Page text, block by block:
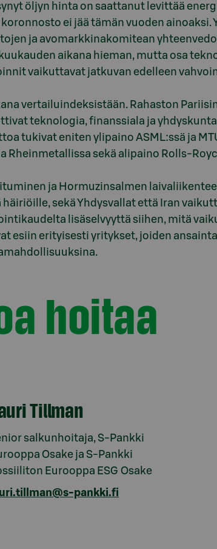
öljyn hinta on saattanut levittää
ei jää tämän vuoden
ja avomarkkinakomitean
aikana hieman, mutta osa
vaikuttavat jatkuvan edelleen
vertailuindeksistään. Rahaston
teknologia, finanssiala ja
tukivat eniten ylipaino ASML:ssä ja
Rheinmetallissa sekä alipaino Rolls-
ja Hormuzinsalmen
sekä Yhdysvallat että Iran
lisäselvyyttä siihen, mitä
esiin erityisesti yritykset, joiden
hoitaa
Tillman
salkunhoitaja, S-Pankki
Osake ja S-Pankki
Eurooppa ESG Osake
pankki.fi